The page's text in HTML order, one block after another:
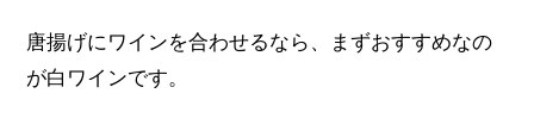
唐揚げにワインを合わせるなら、まずおすすめなの
が白ワインです。